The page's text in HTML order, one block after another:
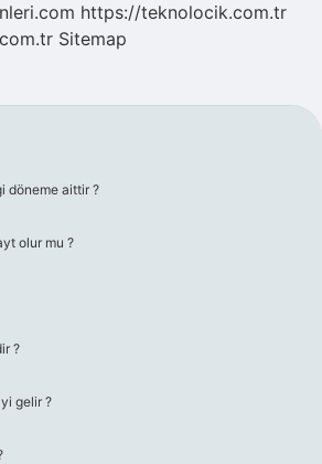
https://teknolocik.com.tr
Sitemap
döneme aittir ?
olur mu ?
?
gelir ?